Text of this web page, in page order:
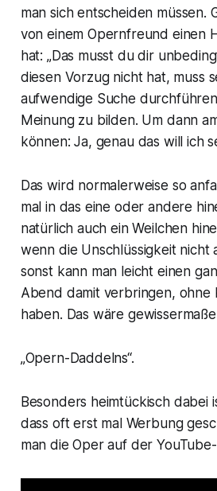
man sich entscheiden müssen.
von einem Opernfreund einen
hat: „Das musst du dir
diesen Vorzug nicht hat, muss
aufwendige Suche
Meinung zu bilden. Um dann
können: Ja, genau das will ich
Das wird normalerweise so
mal in das eine oder andere
natürlich auch ein Weilchen
wenn die Unschlüssigkeit nicht
sonst kann man leicht einen
Abend damit verbringen, ohne
haben. Das wäre
„Opern-Daddelns“.
Besonders heimtückisch dabei
dass oft erst mal Werbung
man die Oper auf der